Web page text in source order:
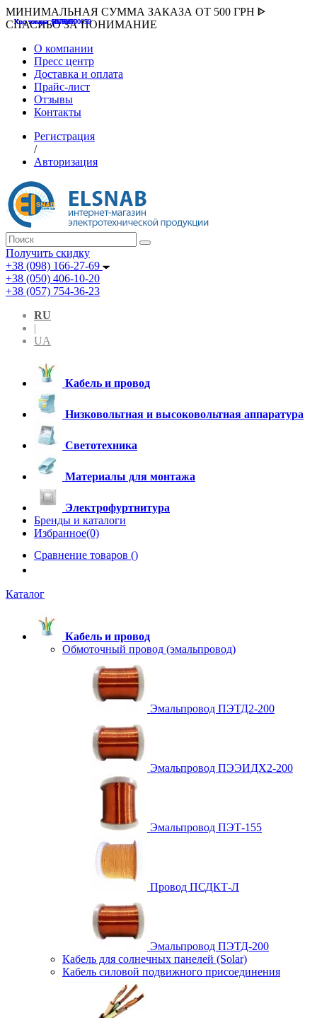
МИНИМАЛЬНАЯ СУММА ЗАКАЗА ОТ 500 ГРН ᐈ
СПАСИБО ЗА ПОНИМАНИЕ
О компании
Пресс центр
Доставка и оплата
Прайс-лист
Отзывы
Контакты
Регистрация
/
Авторизация
Получить скидку
+38 (098) 166-27-69
+38 (050) 406-10-20
+38 (057) 754-36-23
RU
|
UA
Кабель и провод
Низковольтная и высоковольтная аппаратура
Светотехника
Материалы для монтажа
Электрофуртнитура
Бренды и каталоги
Избранное(0)
Сравнение товаров ()
Каталог
Кабель и провод
Обмоточный провод (эмальпровод)
Эмальпровод ПЭТД2-200
Эмальпровод ПЭЭИДХ2-200
Эмальпровод ПЭТ-155
Провод ПСДКТ-Л
Эмальпровод ПЭТД-200
Кабель для солнечных панелей (Solar)
Кабель силовой подвижного присоединения
Код товара :507000
Код товара :HUK-K00058
Код товара :Т075177
Код товара :pnsv12
Код товара :HUK-K00072